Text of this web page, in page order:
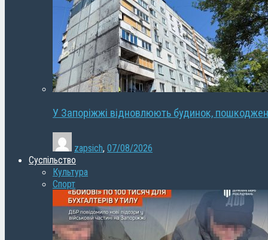
У Запоріжжі відновлюють будинок,
zapsich, 07/08/2026
Суспільство
Культура
Спорт